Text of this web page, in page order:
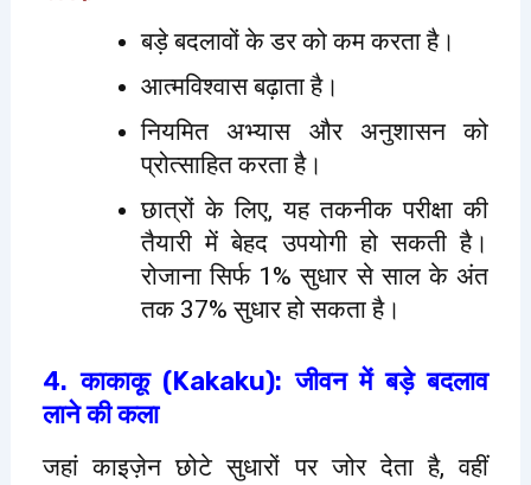
बड़े बदलावों के डर को कम करता है।
आत्मविश्वास बढ़ाता है।
नियमित अभ्यास और अनुशासन को
प्रोत्साहित करता है।
छात्रों के लिए, यह तकनीक परीक्षा की
तैयारी में बेहद उपयोगी हो सकती है।
रोजाना सिर्फ 1% सुधार से साल के अंत
तक 37% सुधार हो सकता है।
4. काकाकू (Kakaku): जीवन में बड़े बदलाव
लाने की कला
जहां काइज़ेन छोटे सुधारों पर जोर देता है, वहीं